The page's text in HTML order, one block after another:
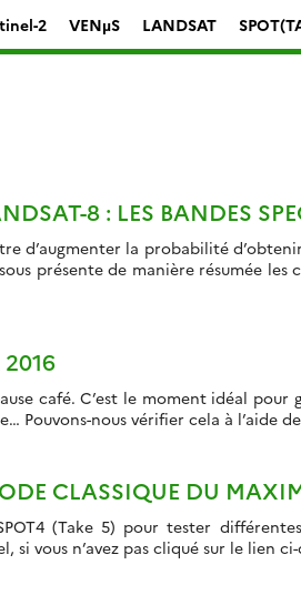
2 VENµS LANDSAT
8 : LES BANDES
d’augmenter la probabilité
présente de manière résumée les
2016
café. C’est le moment idéal
Pouvons-nous vérifier cela à l’aide
CLASSIQUE DU
(Take 5) pour tester
vous n’avez pas cliqué sur le lien